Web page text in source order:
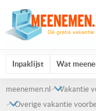
Inpaklijst Wat
meenemen.nl
Vakantie
Overige vakantie